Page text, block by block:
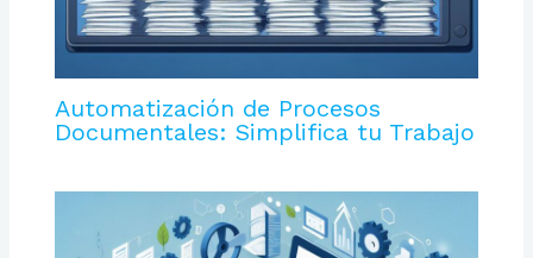
Automatización de Procesos
Documentales: Simplifica tu Trabajo